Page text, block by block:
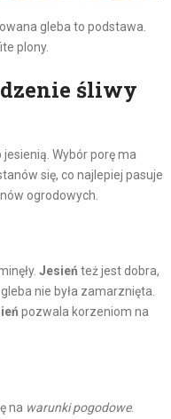
gleba to podstawa.
plony.
śliwy
Wybór porę ma
się, co najlepiej pasuje
ogrodowych.
Jesień też jest dobra,
nie była zamarznięta.
pozwala korzeniom na
na warunki pogodowe.